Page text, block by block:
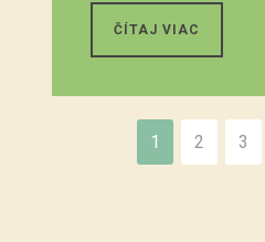
ČÍTAJ VIAC
1 2 3